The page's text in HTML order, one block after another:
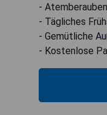
-
- Tägliches
- Gemütliche
- Kostenlose